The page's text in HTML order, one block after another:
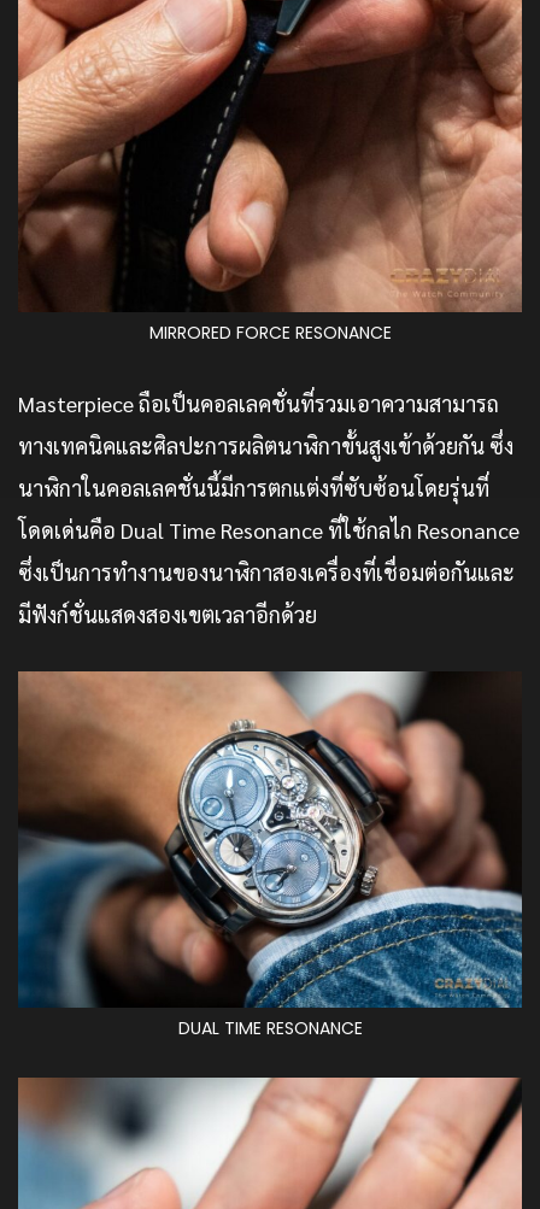
MIRRORED FORCE RESONANCE
Masterpiece ถือเป็นคอลเลคชั่นที่รวมเอาความสามารถ
ทางเทคนิคและศิลปะการผลิตนาฬิกาขั้นสูงเข้าด้วยกัน ซึ่ง
นาฬิกาในคอลเลคชั่นนี้มีการตกแต่งที่ซับซ้อนโดยรุ่นที่
โดดเด่นคือ Dual Time Resonance ที่ใช้กลไก Resonance
ซึ่งเป็นการทำงานของนาฬิกาสองเครื่องที่เชื่อมต่อกันและ
มีฟังก์ชั่นแสดงสองเขตเวลาอีกด้วย
DUAL TIME RESONANCE